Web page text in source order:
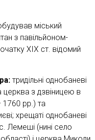
міський
з павільйоном-
XIX ст. відомий
тридільні однобаневі
з дзвіницею в
1760 рр.) та
хрещаті однобаневі
Лемеші (нині село